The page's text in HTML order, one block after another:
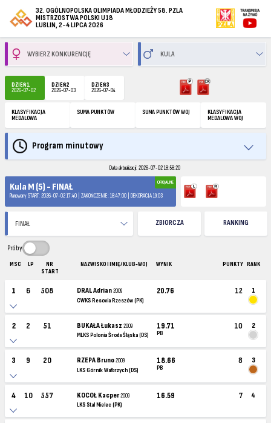
32. OGÓLNOPOLSKA OLIMPIADA MŁODZIEŻY 58. PZLA
MISTRZOSTWA POLSKI U18
LUBLIN, 2-4 LIPCA 2026
DZIEŃ 1
2026-07-02
DZIEŃ 2
2026-07-03
DZIEŃ 3
2026-07-04
KLASYFIKACJA
MEDALOWA
SUMA PUNKTÓW SUMA PUNKTÓW WOJ
KLASYFIKACJA
MEDALOWA WOJ
Program minutowy
Data aktualizacji: 2026-07-02 18:58:20
Kula M (5) - FINAŁ
Planowany START: 2026-07-02 17:40 | ZAKOŃCZENIE: 18:47:00 | DEKORACJA 19:03
OFICJALNE
ZBIORCZA RANKING
Próby
MSC LP
NR
START
NAZWISKO I IMIĘ / KLUB-WOJ WYNIK PUNKTY RANK
1 6 508 DRAL Adrian2009
CWKS Resovia Rzeszów (PK)
20.76 12 1
2 2 51 BUKAŁA Łukasz 2009
MLKS Polonia Środa Śląska (DS)
19.71
PB
10 2
3 9 20 RZEPA Bruno2009
LKS Górnik Wałbrzych (DS)
18.66
PB
8 3
4 10 557 KOCOŁ Kacper2009
LKS Stal Mielec (PK)
16.59 7 4